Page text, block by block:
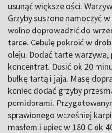
usunąć większe ości.
Grzyby suszone namoczyć
wolno doprowadzić do
tarce. Cebulę pokroić w
oleju. Dodać tarte warzywa,
koncentrat. Dusić ok 20
bułkę tartą i jaja. Masę
koniec dodać grzyby
pomidorami.
sprawionego wcześniej
masłem i upiec w 180 C ok